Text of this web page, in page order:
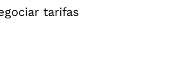
tarifas